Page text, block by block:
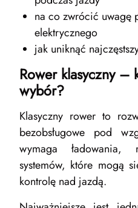
na co zwrócić uwagę
elektrycznego
jak uniknąć
Rower klasyczny –
wybór?
Klasyczny rower to
bezobsługowe pod
wymaga
systemów, które mogą
kontrolę nad jazdą.